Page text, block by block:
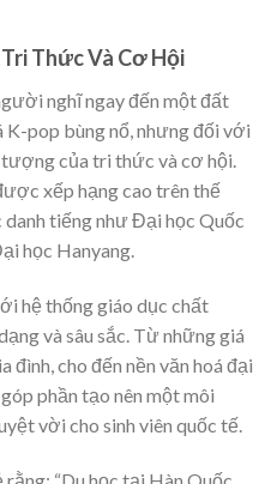
Thức Và Cơ Hội
nghĩ ngay đến một đất
pop bùng nổ, nhưng đối với
của tri thức và cơ hội.
xếp hạng cao trên thế
tiếng như Đại học Quốc
học Hanyang.
hệ thống giáo dục chất
và sâu sắc. Từ những giá
đình, cho đến nền văn hoá đại
phần tạo nên một môi
vời cho sinh viên quốc tế.